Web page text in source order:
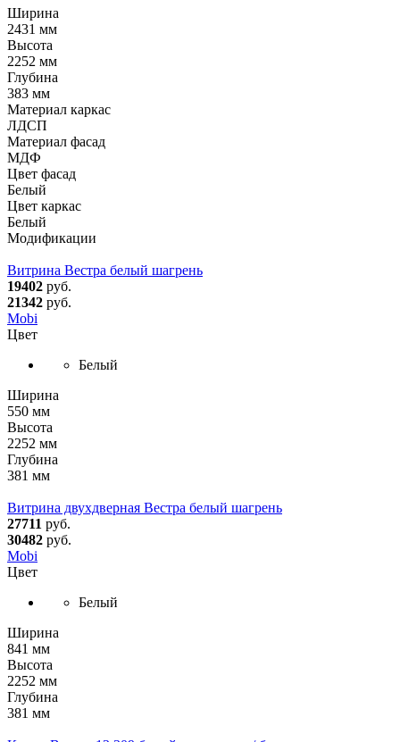
Ширина
2431 мм
Высота
2252 мм
Глубина
383 мм
Материал каркас
ЛДСП
Материал фасад
МДФ
Цвет фасад
Белый
Цвет каркас
Белый
Модификации
Витрина Вестра белый шагрень
19402 руб.
21342 руб.
Mobi
Цвет
Белый
Ширина
550 мм
Высота
2252 мм
Глубина
381 мм
Витрина двухдверная Вестра белый шагрень
27711 руб.
30482 руб.
Mobi
Цвет
Белый
Ширина
841 мм
Высота
2252 мм
Глубина
381 мм